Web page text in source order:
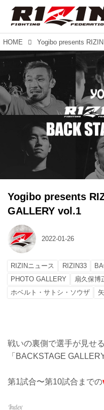
HOME
Yogibo presents
GALLERY vol.1
2022-01-26
RIZINニュース RIZIN33
PHOTO GALLERY
扇久保博
ホベルト・サトシ・ソウザ
戦いの裏側で選手が見せ
「BACKSTAGE GALLERY
第1試合〜第10試合までの